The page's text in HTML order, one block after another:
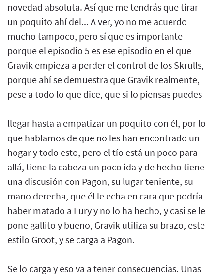
novedad absoluta. Así que me tendrás que tirar
un poquito ahí del... A ver, yo no me acuerdo
mucho tampoco, pero sí que es importante
porque el episodio 5 es ese episodio en el que
Gravik empieza a perder el control de los Skrulls,
porque ahí se demuestra que Gravik realmente,
pese a todo lo que dice, que si lo piensas puedes
llegar hasta a empatizar un poquito con él, por lo
que hablamos de que no les han encontrado un
hogar y todo esto, pero el tío está un poco para
allá, tiene la cabeza un poco ida y de hecho tiene
una discusión con Pagon, su lugar teniente, su
mano derecha, que él le echa en cara que podría
haber matado a Fury y no lo ha hecho, y casi se le
pone gallito y bueno, Gravik utiliza su brazo, este
estilo Groot, y se carga a Pagon.
Se lo carga y eso va a tener consecuencias. Unas